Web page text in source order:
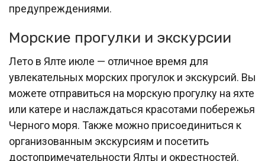
предупреждениями.
Морские прогулки и экскурсии
Лето в Ялте июле — отличное время для
увлекательных морских прогулок и экскурсий. Вы
можете отправиться на морскую прогулку на яхте
или катере и наслаждаться красотами побережья
Черного моря. Также можно присоединиться к
организованным экскурсиям и посетить
достопримечательности Ялты и окрестностей.